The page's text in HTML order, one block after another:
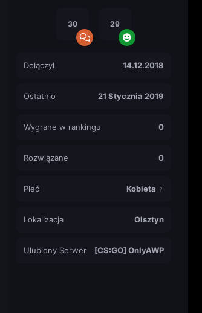
30 29
Dołączył 14.12.2018
Ostatnio 21 Stycznia 2019
Wygrane w rankingu 0
Rozwiązane 0
Płeć Kobieta ♀
Lokalizacja Olsztyn
Ulubiony Serwer [CS:GO] OnlyAWP